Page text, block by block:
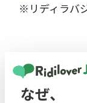
※リディラバ